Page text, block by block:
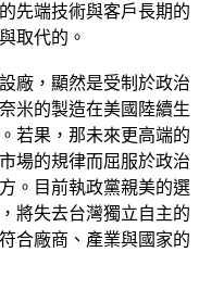
先端技術與客戶長期的
取代的。
廠，顯然是受制於政治
米的製造在美國陸續生
若果，那未來更高端的
場的規律而屈服於政治
。目前執政黨親美的選
將失去台灣獨立自主的
合廠商、產業與國家的